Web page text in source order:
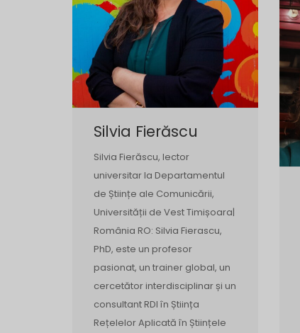
Silvia Fierăscu
Silvia Fierăscu, lector
universitar la Departamentul
de Științe ale Comunicării,
Universității de Vest Timișoara|
România RO: Silvia Fierascu,
PhD, este un profesor
pasionat, un trainer global, un
cercetător interdisciplinar și un
consultant RDI în Știința
Rețelelor Aplicată în Științele